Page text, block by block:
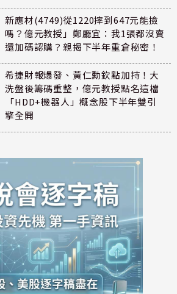
新應材(4749)從1220摔到647元能撿
嗎？億元教授」鄭廳宜：我1張都沒賣
還加碼認購？親揭下半年重倉秘密！
希捷財報爆發、黃仁勳欽點加持！大
洗盤後籌碼重整，億元教授點名這檔
「HDD+機器人」概念股下半年雙引
擎全開